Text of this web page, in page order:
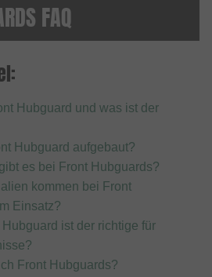
FAQ
Hubguard und was ist der
Hubguard aufgebaut?
es bei Front Hubguards?
kommen bei Front
Einsatz?
ist der richtige für
Front Hubguards?